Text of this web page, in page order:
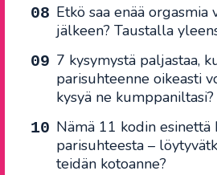
Etkö saa enää orgasmia
jälkeen? Taustalla
7 kysymystä paljastaa,
parisuhteenne oikeasti
kysyä ne kumppaniltasi?
Nämä 11 kodin esinettä
parisuhteesta –
teidän kotoanne?